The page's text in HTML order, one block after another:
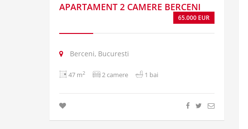
APARTAMENT 2 CAMERE BERCENI
65.000 EUR
Berceni, Bucuresti
47 m2 2 camere 1 bai